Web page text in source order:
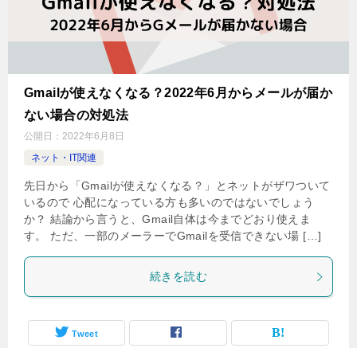
Gmailが使えなくなる？2022年6月からメールが届か
ない場合の対処法
公開日： 2022年6月8日
ネット・IT関連
先日から「Gmailが使えなくなる？」とネットがザワついて
いるので 心配になっている方も多いのではないでしょう
か？ 結論から言うと、Gmail自体は今までどおり使えま
す。 ただ、一部のメーラーでGmailを受信できない場 […]
続きを読む
Tweet